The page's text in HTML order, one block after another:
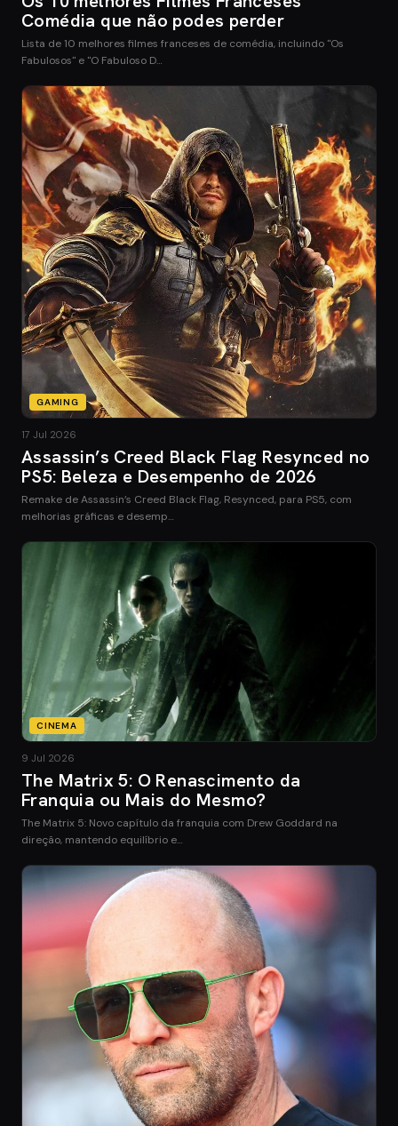
Comédia que não podes perder
Lista de 10 melhores filmes franceses de comédia, incluindo "Os
Fabulosos" e "O Fabuloso D…
GAMING
17 Jul 2026
Assassin’s Creed Black Flag Resynced no
PS5: Beleza e Desempenho de 2026
Remake de Assassin’s Creed Black Flag, Resynced, para PS5, com
melhorias gráficas e desemp…
CINEMA
9 Jul 2026
The Matrix 5: O Renascimento da
Franquia ou Mais do Mesmo?
The Matrix 5: Novo capítulo da franquia com Drew Goddard na
direção, mantendo equilíbrio e…